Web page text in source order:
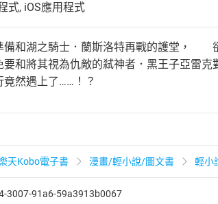
式, iOS應用程式
和湖之騎士．蘭斯洛特再戰的護堂，
和將其視為仇敵的弒神者．黑王子亞
竟然遇上了……！？
天Kobo電子書 漫畫/輕小說/圖文書 輕小
3007-91a6-59a3913b0067